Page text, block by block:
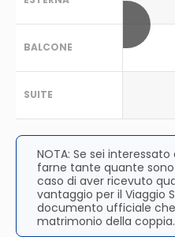
BALCONE
SUITE
NOTA: Se sei
farne tante quante
caso di aver ricevuto
vantaggio per il Viaggio
documento ufficiale
matrimonio della coppia.